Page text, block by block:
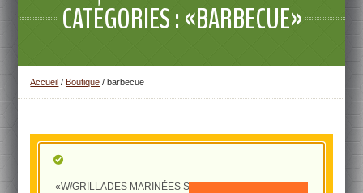
CATÉGORIES : «BARBECUE»
Accueil / Boutique / barbecue
«W/GRILLADES MARINÉES SV/2» a été ajouté à votre